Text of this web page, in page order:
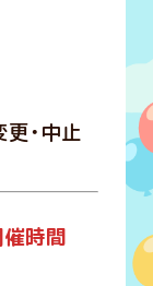
・中止
催時間